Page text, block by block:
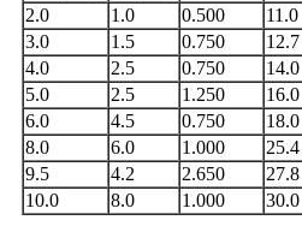
2.0
1.0 0.500 11.0
3.0
1.5 0.750 12.7
4.0
2.5 0.750 14.0
5.0
2.5 1.250 16.0
6.0
4.5 0.750 18.0
8.0
6.0 1.000 25.4
9.5
4.2 2.650 27.8
10.0
8.0 1.000 30.0